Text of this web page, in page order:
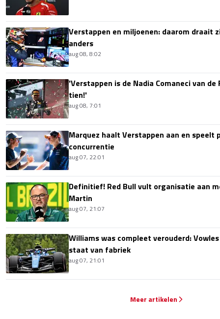
Verstappen en miljoenen: daarom draait
anders
aug 08, 8:02
'Verstappen is de Nadia Comaneci van
tien!'
aug 08, 7:01
Marquez haalt Verstappen aan en speelt
concurrentie
aug 07, 22:01
Definitief! Red Bull vult organisatie aan
Martin
aug 07, 21:07
Williams was compleet verouderd:
staat van fabriek
aug 07, 21:01
Meer artikelen